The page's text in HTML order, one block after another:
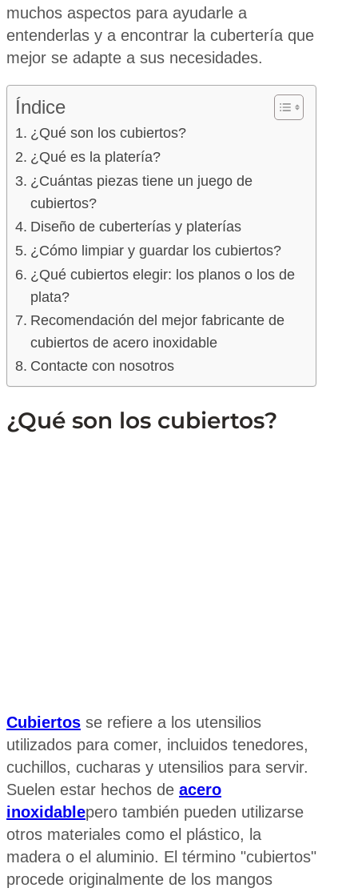
muchos aspectos para ayudarle a
entenderlas y a encontrar la cubertería que
mejor se adapte a sus necesidades.
Índice
¿Qué son los cubiertos?
¿Qué es la platería?
¿Cuántas piezas tiene un juego de
cubiertos?
Diseño de cuberterías y platerías
¿Cómo limpiar y guardar los cubiertos?
¿Qué cubiertos elegir: los planos o los de
plata?
Recomendación del mejor fabricante de
cubiertos de acero inoxidable
Contacte con nosotros
¿Qué son los cubiertos?
Cubiertos se refiere a los utensilios
utilizados para comer, incluidos tenedores,
cuchillos, cucharas y utensilios para servir.
Suelen estar hechos de acero
inoxidablepero también pueden utilizarse
otros materiales como el plástico, la
madera o el aluminio. El término "cubiertos"
procede originalmente de los mangos